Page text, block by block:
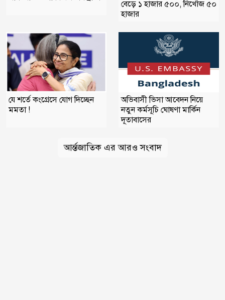
বেড়ে ১ হাজার ৫০০, নিখোঁজ ৫০
হাজার
যে শর্তে কংগ্রেসে যোগ দিচ্ছেন
মমতা !
অভিবাসী ভিসা আবেদন নিয়ে
নতুন কর্মসূচি ঘোষণা মার্কিন
দূতাবাসের
আর্ন্তজাতিক এর আরও সংবাদ